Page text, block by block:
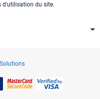
d'utilisation du site.